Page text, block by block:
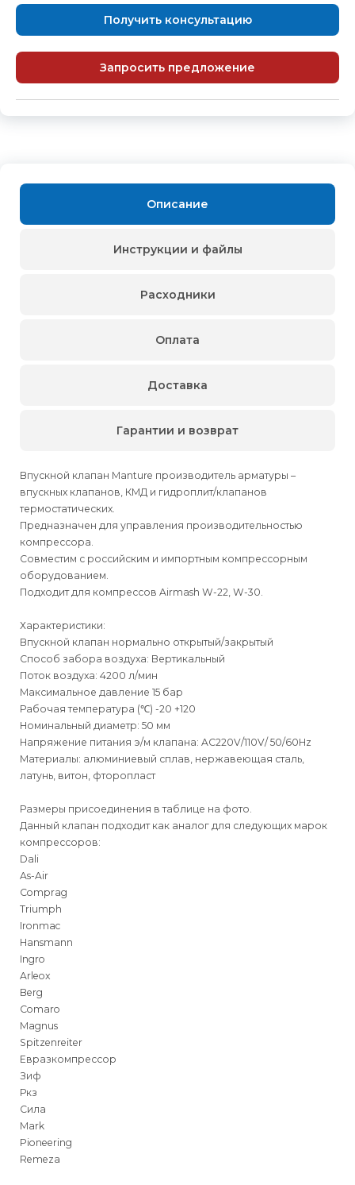
Получить консультацию
Запросить предложение
Описание
Впускной клапан Manture производитель арматуры –
впускных клапанов, КМД и гидроплит/клапанов
термостатических.
Предназначен для управления производительностью
компрессора.
Совместим с российским и импортным компрессорным
оборудованием.
Подходит для компрессов Airmash W-22, W-30.
Характеристики:
Впускной клапан нормально открытый/закрытый
Способ забора воздуха: Вертикальный
Поток воздуха: 4200 л/мин
Максимальное давление 15 бар
Рабочая температура (℃) -20 +120
Номинальный диаметр: 50 мм
Напряжение питания э/м клапана: AC220V/110V/ 50/60Hz
Материалы: алюминиевый сплав, нержавеющая сталь,
латунь, витон, фторопласт
Размеры присоединения в таблице на фото.
Данный клапан подходит как аналог для следующих марок
компрессоров:
Dali
As-Air
Comprag
Triumph
Ironmac
Hansmann
Ingro
Arleox
Berg
Comaro
Magnus
Spitzenreiter
Евразкомпрессор
Зиф
Ркз
Сила
Mark
Pioneering
Remeza
Инструкции и файлы
Расходники
Оплата
Доставка
Гарантии и возврат